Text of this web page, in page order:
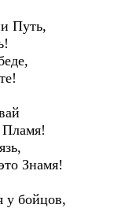
Путь,
Знамя!
у бойцов,